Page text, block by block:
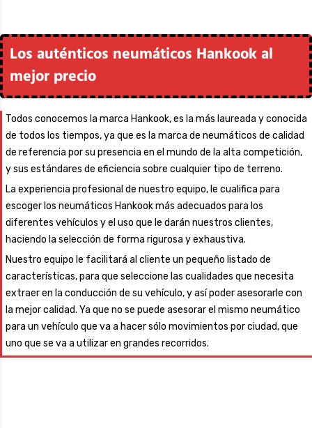
Los auténticos neumáticos Hankook al
mejor precio
Todos conocemos la marca Hankook, es la más laureada y conocida
de todos los tiempos, ya que es la marca de neumáticos de calidad
de referencia por su presencia en el mundo de la alta competición,
y sus estándares de eficiencia sobre cualquier tipo de terreno.
La experiencia profesional de nuestro equipo, le cualifica para
escoger los neumáticos Hankook más adecuados para los
diferentes vehículos y el uso que le darán nuestros clientes,
haciendo la selección de forma rigurosa y exhaustiva.
Nuestro equipo le facilitará al cliente un pequeño listado de
características, para que seleccione las cualidades que necesita
extraer en la conducción de su vehículo, y así poder asesorarle con
la mejor calidad. Ya que no se puede asesorar el mismo neumático
para un vehículo que va a hacer sólo movimientos por ciudad, que
uno que se va a utilizar en grandes recorridos.